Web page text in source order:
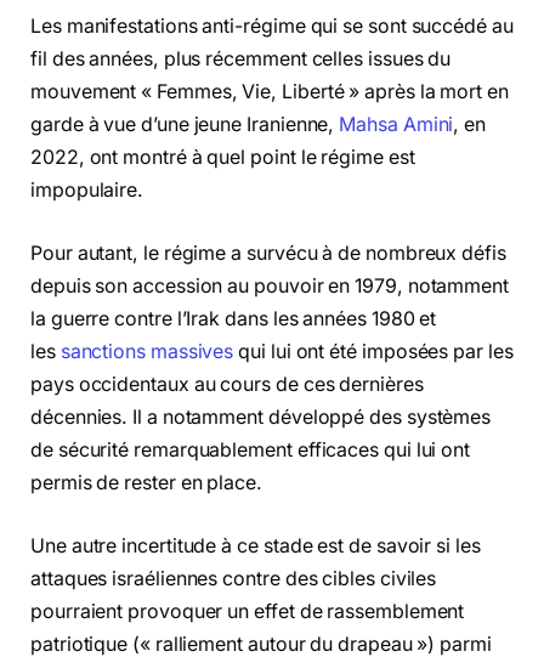
Les manifestations anti-régime qui se sont succédé au
fil des années, plus récemment celles issues du
mouvement « Femmes, Vie, Liberté » après la mort en
garde à vue d’une jeune Iranienne, Mahsa Amini, en
2022, ont montré à quel point le régime est
impopulaire.
Pour autant, le régime a survécu à de nombreux défis
depuis son accession au pouvoir en 1979, notamment
la guerre contre l’Irak dans les années 1980 et
les sanctions massives qui lui ont été imposées par les
pays occidentaux au cours de ces dernières
décennies. Il a notamment développé des systèmes
de sécurité remarquablement efficaces qui lui ont
permis de rester en place.
Une autre incertitude à ce stade est de savoir si les
attaques israéliennes contre des cibles civiles
pourraient provoquer un effet de rassemblement
patriotique (« ralliement autour du drapeau ») parmi